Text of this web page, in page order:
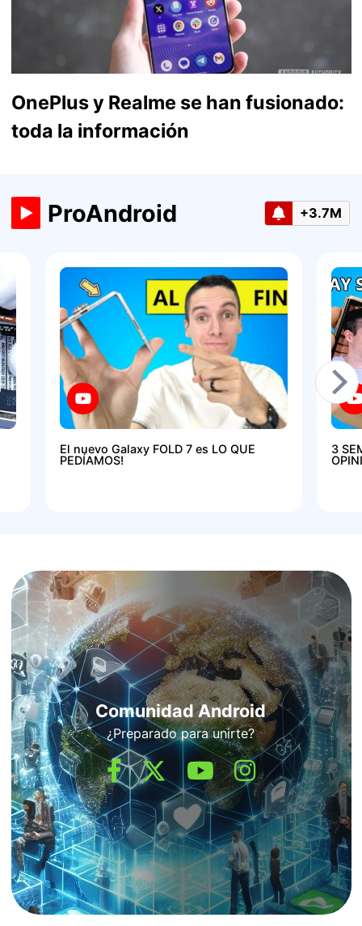
OnePlus y Realme se han fusionado:
toda la información
ProAndroid +3.7M
El nuevo Galaxy FOLD 7 es LO QUE
PEDÍAMOS!
3
Comunidad Android
¿Preparado para unirte?